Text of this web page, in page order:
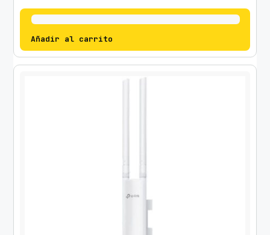
Añadir al carrito